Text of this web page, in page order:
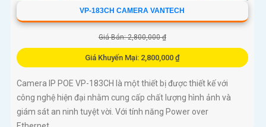
VP-183CH CAMERA VANTECH
Giá Bán: 2,800,000 ₫
Giá Khuyến Mại: 2,800,000 ₫
Camera IP POE VP-183CH là một thiết bị được thiết kế với
công nghệ hiện đại nhằm cung cấp chất lượng hình ảnh và
giám sát an ninh tuyệt vời. Với tính năng Power over